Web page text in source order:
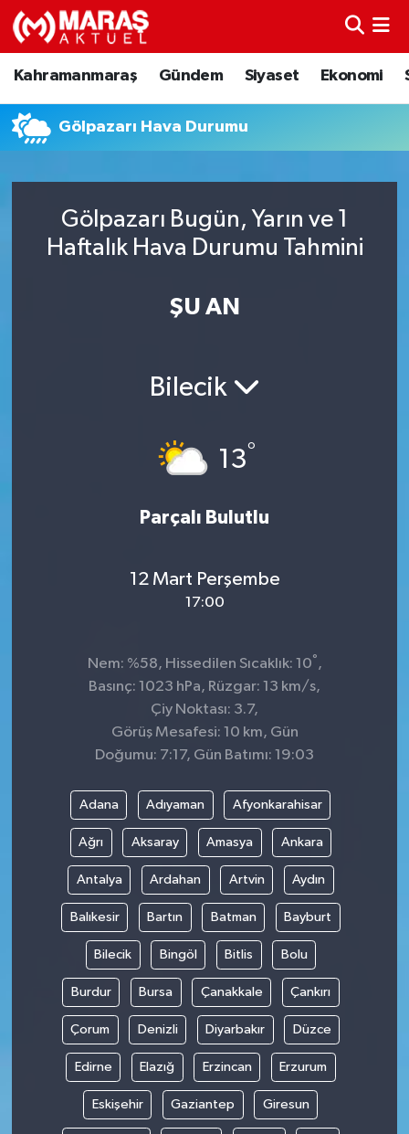
Kahramanmaraş Gündem Siyaset Ekonomi
Gölpazarı Hava Durumu
Gölpazarı Bugün, Yarın ve 1
Haftalık Hava Durumu Tahmini
ŞU AN
Bilecik
13°
Parçalı Bulutlu
12 Mart Perşembe
17:00
Nem: %58, Hissedilen Sıcaklık: 10° ,
Basınç: 1023 hPa, Rüzgar: 13 km/s,
Çiy Noktası: 3.7,
Görüş Mesafesi: 10 km, Gün
Doğumu: 7:17, Gün Batımı: 19:03
Adana Adıyaman Afyonkarahisar
Ağrı Aksaray Amasya Ankara
Antalya Ardahan Artvin Aydın
Balıkesir Bartın Batman Bayburt
Bilecik Bingöl Bitlis Bolu
Burdur Bursa Çanakkale Çankırı
Çorum Denizli Diyarbakır Düzce
Edirne Elazığ Erzincan Erzurum
Eskişehir Gaziantep Giresun
Kahramanmaraş
Ekonomi
Spor
Nöbetçi Eczaneler
Trafik Durumu
TFF 3.Lig 4.Grup Puan Durumu ve Fikstür